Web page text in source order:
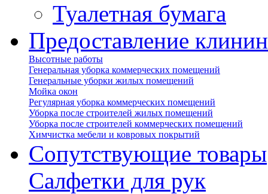
Туалетная бумага
Предоставление
Высотные работы
Генеральная уборка коммерческих помещений
Генеральные уборки жилых помещений
Мойка окон
Регулярная уборка коммерческих помещений
Уборка после строителей жилых помещений
Уборка после строителей коммерческих помещений
Химчистка мебели и ковровых покрытий
Сопутствующие товары
Салфетки для рук